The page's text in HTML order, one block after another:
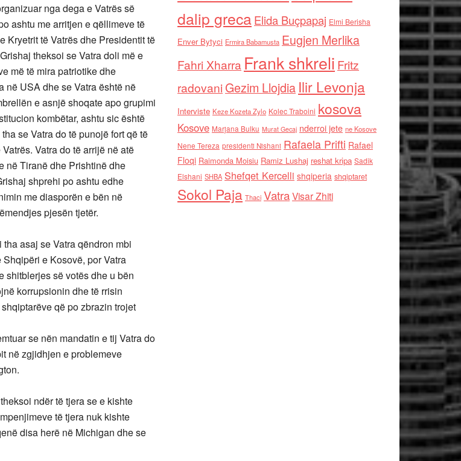
nga dega e Vatrës së
ashtu me arritjen e qëllimeve të
Kryetrit të Vatrës dhe Presidentit të
theksoi se Vatra doli më e
më të mira patriotike dhe
në USA dhe se Vatra është në
e asnjë shoqate apo grupimi
kombëtar, ashtu sic është
se Vatra do të punojë fort që të
Vatra do të arrijë në atë
në Tiranë dhe Prishtinë dhe
shprehi po ashtu edhe
me diasporën e bën në
pjesën tjetër.
asaj se Vatra qëndron mbi
e Kosovë, por Vatra
shitblerjes së votës dhe u bën
korrupsionin dhe të rrisin
që po zbrazin trojet
se nën mandatin e tij Vatra do
në zgjidhjen e problemeve
ndër të tjera se e kishte
të tjera nuk kishte
disa herë në Michigan dhe se
dalip grecaElida Buçpapaj Elmi Berisha
Enver Bytyci Ermira Babamusta Eugjen Merlika
Fahri Xharra Frank shkreli Fritz
radovaniGezim Llojdia Ilir Levonja
Interviste Keze Kozeta Zylo Kolec Traboini kosova
Kosove Marjana Bulku Murat Gecaj nderroi jete ne Kosove
Nene Tereza presidenti Nishani Rafaela Prifti Rafael
Floqi Raimonda Moisiu Ramiz Lushaj reshat kripa Sadik
Elshani SHBA Shefqet Kercelli shqiperia shqiptaret
Sokol Paja Thaci VatraVisar Zhiti